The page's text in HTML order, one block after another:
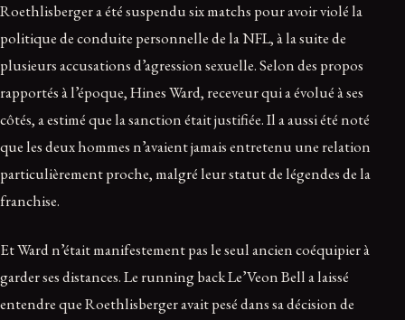
Roethlisberger a été suspendu six matchs pour avoir violé la
politique de conduite personnelle de la NFL, à la suite de
plusieurs accusations d’agression sexuelle. Selon des propos
rapportés à l’époque, Hines Ward, receveur qui a évolué à ses
côtés, a estimé que la sanction était justifiée. Il a aussi été noté
que les deux hommes n’avaient jamais entretenu une relation
particulièrement proche, malgré leur statut de légendes de la
franchise.
Et Ward n’était manifestement pas le seul ancien coéquipier à
garder ses distances. Le running back Le’Veon Bell a laissé
entendre que Roethlisberger avait pesé dans sa décision de